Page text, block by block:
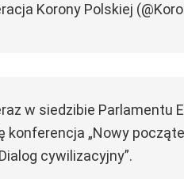
Korony Polskiej
w siedzibie Parlamentu
konferencja „Nowy
cywilizacyjny”.